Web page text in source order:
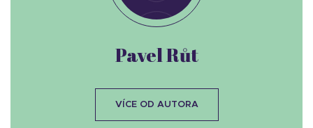
Pavel Růt
VÍCE OD AUTORA